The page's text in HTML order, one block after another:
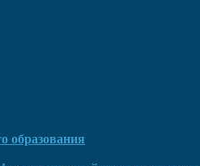
образования